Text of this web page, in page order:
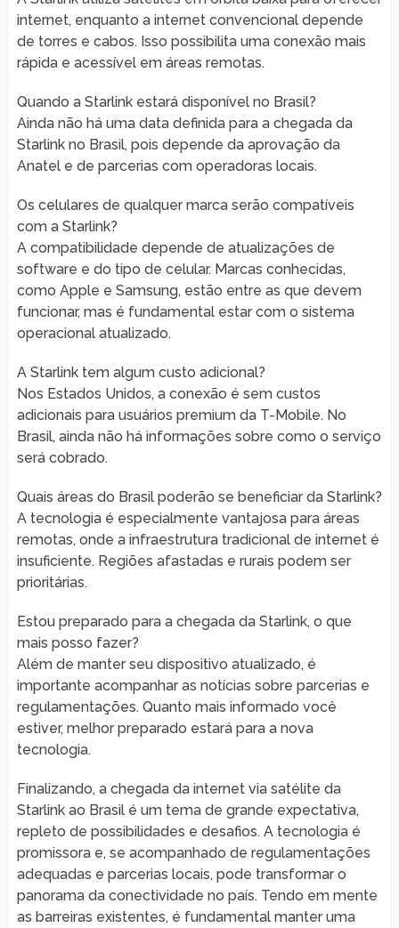
internet, enquanto a internet convencional depende
de torres e cabos. Isso possibilita uma conexão mais
rápida e acessível em áreas remotas.
Quando a Starlink estará disponível no Brasil?
Ainda não há uma data definida para a chegada da
Starlink no Brasil, pois depende da aprovação da
Anatel e de parcerias com operadoras locais.
Os celulares de qualquer marca serão compatíveis
com a Starlink?
A compatibilidade depende de atualizações de
software e do tipo de celular. Marcas conhecidas,
como Apple e Samsung, estão entre as que devem
funcionar, mas é fundamental estar com o sistema
operacional atualizado.
A Starlink tem algum custo adicional?
Nos Estados Unidos, a conexão é sem custos
adicionais para usuários premium da T-Mobile. No
Brasil, ainda não há informações sobre como o serviço
será cobrado.
Quais áreas do Brasil poderão se beneficiar da Starlink?
A tecnologia é especialmente vantajosa para áreas
remotas, onde a infraestrutura tradicional de internet é
insuficiente. Regiões afastadas e rurais podem ser
prioritárias.
Estou preparado para a chegada da Starlink, o que
mais posso fazer?
Além de manter seu dispositivo atualizado, é
importante acompanhar as notícias sobre parcerias e
regulamentações. Quanto mais informado você
estiver, melhor preparado estará para a nova
tecnologia.
Finalizando, a chegada da internet via satélite da
Starlink ao Brasil é um tema de grande expectativa,
repleto de possibilidades e desafios. A tecnologia é
promissora e, se acompanhado de regulamentações
adequadas e parcerias locais, pode transformar o
panorama da conectividade no país. Tendo em mente
as barreiras existentes, é fundamental manter uma